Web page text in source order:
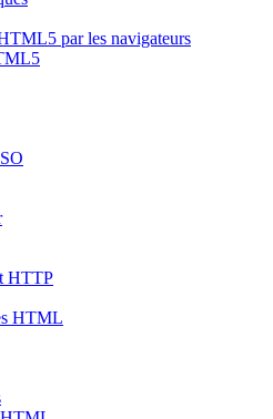
par les navigateurs
HTTP
HTML